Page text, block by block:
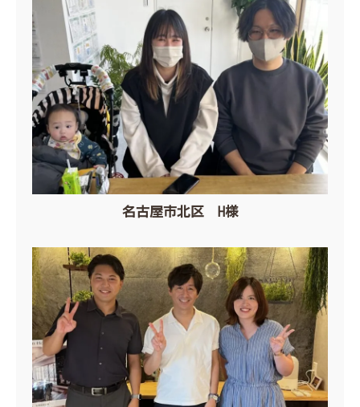
名古屋市北区 H様